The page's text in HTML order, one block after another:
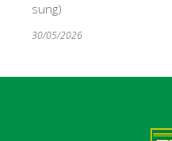
sung)
30/05/2026